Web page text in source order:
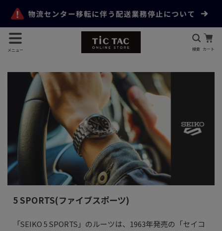
メニュー 検索 カート
5 SPORTS(ファイブスポーツ)
「SEIKO 5 SPORTS」のルーツは、1963年発売の「セイコ